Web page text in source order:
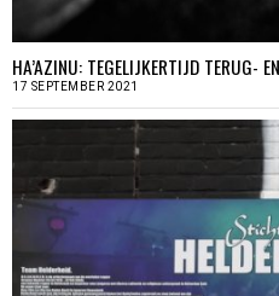
HA’AZINU: TEGELIJKERTIJD TERUG-
17 SEPTEMBER 2021